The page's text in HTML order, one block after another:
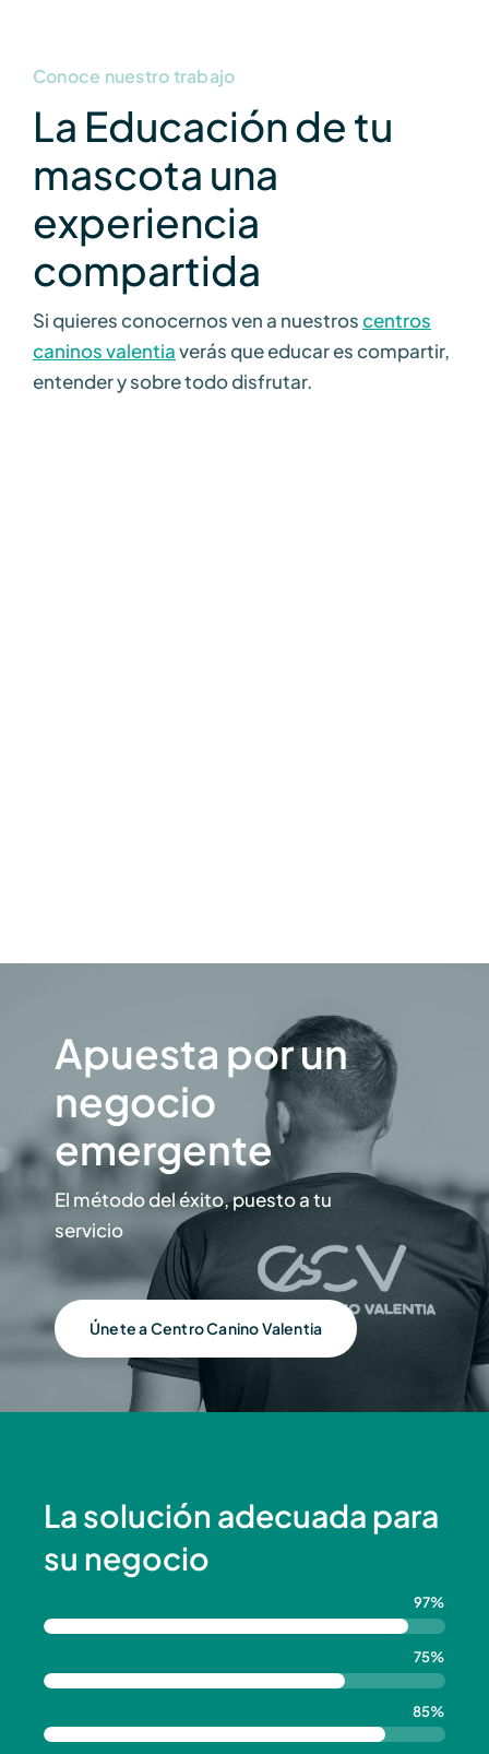
Conoce nuestro trabajo
La Educación de tu
mascota una
experiencia
compartida
Si quieres conocernos ven a nuestroscentros
caninos valentiaverás que educar es compartir,
entender y sobre todo disfrutar.
Apuesta por un
negocio
emergente
El método del éxito, puesto a tu
servicio
Únete a Centro Canino Valentia
La solución adecuada para
su negocio
97%
75%
85%